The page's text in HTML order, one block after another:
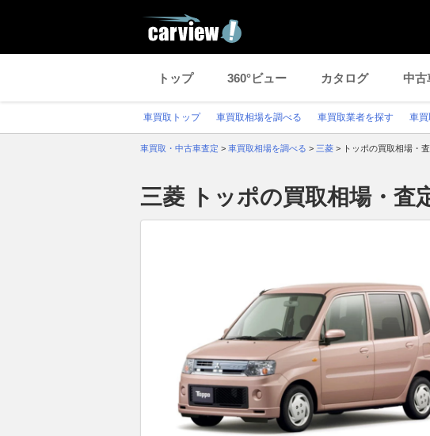
トップ 360°ビュー カタログ 中古
車買取トップ 車買取相場を調べる 車買取業者を探す 車
車買取・中古車査定 > 車買取相場を調べる > 三菱 > トッポの買取相場・
三菱 トッポの買取相場・査